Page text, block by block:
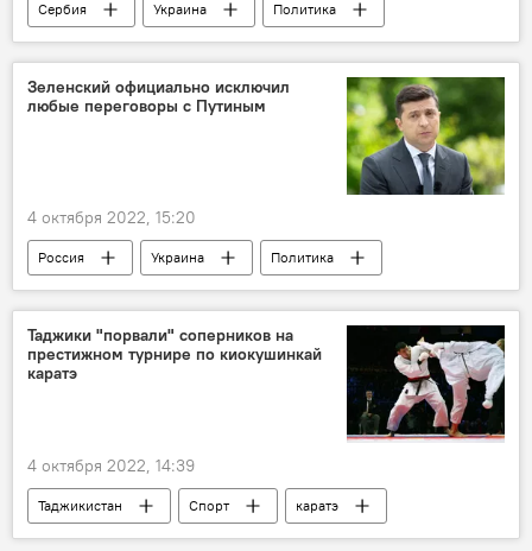
Сербия Украина
Политика
Мир
Обзор СМИ
Зеленский официально исключил
любые переговоры с Путиным
4 октября 2022, 15:20
Россия Украина
Политика
Владимир Путин
Владимир Зеленский
переговоры
Таджики "порвали" соперников на
престижном турнире по киокушинкай
каратэ
4 октября 2022, 14:39
Таджикистан Спорт
каратэ
Казахстан